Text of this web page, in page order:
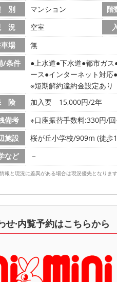
別
マンション 階
況
空室
場
無
/条件
上水道 下水道 都市ガス
ース インターネット対応
※短期解約違約金設定あり
険
加入要 15,000円/2年
備考
※口座振替手数料:330円/
施設
桜が丘小学校/909m (徒歩
など
－
報と現況に差異がある場合は現況優先となります
せ·内覧予約はこちらから